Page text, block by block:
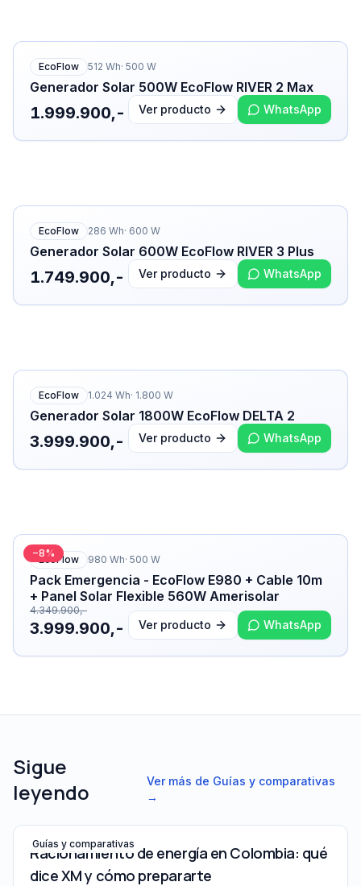
EcoFlow 512 Wh· 500 W
Generador Solar 500W EcoFlow RIVER 2 Max
1.999.900,- Ver producto WhatsApp
EcoFlow 286 Wh· 600 W
Generador Solar 600W EcoFlow RIVER 3 Plus
1.749.900,- Ver producto WhatsApp
EcoFlow 1.024 Wh· 1.800 W
Generador Solar 1800W EcoFlow DELTA 2
3.999.900,- Ver producto WhatsApp
−8%
EcoFlow 980 Wh· 500 W
Pack Emergencia - EcoFlow E980 + Cable 10m
+ Panel Solar Flexible 560W Amerisolar
4.349.900,-
3.999.900,- Ver producto WhatsApp
Sigue
leyendo
Ver más de Guías y comparativas
→
Racionamiento de energía en Colombia: qué dice XM y
Guías y comparativas
Racionamiento de energía en Colombia: qué
dice XM y cómo prepararte